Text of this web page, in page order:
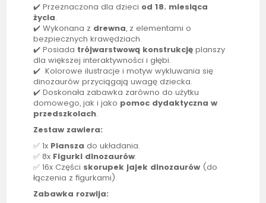
✔️ Przeznaczona dla dzieci od 18. miesiąca
życia.
✔️ Wykonana z drewna, z elementami o
bezpiecznych krawędziach.
✔️ Posiada trójwarstwową konstrukcję planszy
dla większej interaktywności i głębi.
✔️ Kolorowe ilustracje i motyw wykluwania się
dinozaurów przyciągają uwagę dziecka.
✔️ Doskonała zabawka zarówno do użytku
domowego, jak i jako pomoc dydaktyczna w
przedszkolach.
Zestaw zawiera:
✅ 1x Plansza do układania.
✅ 8x Figurki dinozaurów.
✅ 16x Części skorupek jajek dinozaurów (do
łączenia z figurkami).
Zabawka rozwija: